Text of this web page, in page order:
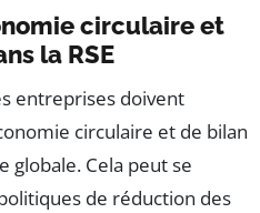
circulaire et
la RSE
entreprises doivent
circulaire et de bilan
globale. Cela peut se
de réduction des